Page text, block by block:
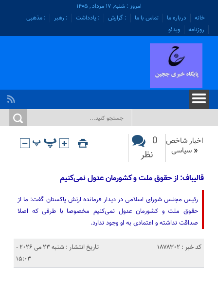
امروز : شنبه, ۱۷ مرداد , ۱۴۰۵
خانه
درباره ما تماس با ما : گزارش : یادداشت : رهبر
: مذهبی
روزنامه
ویدئو
اخبار شاخص
« سیاسی
0
نظر
قالیباف: از حقوق ملت و کشورمان عدول نمی‌کنیم
رئیس مجلس شورای اسلامی در دیدار فرمانده ارتش پاکستان گفت: ما از
حقوق ملت و کشورمان عدول نمی‌کنیم مخصوصا با طرفی که اصلا
صداقت نداشته و اعتمادی به او وجود ندارد.
کد خبر : 1878302
تاریخ انتشار : شنبه 23 می 2026 -
15:03